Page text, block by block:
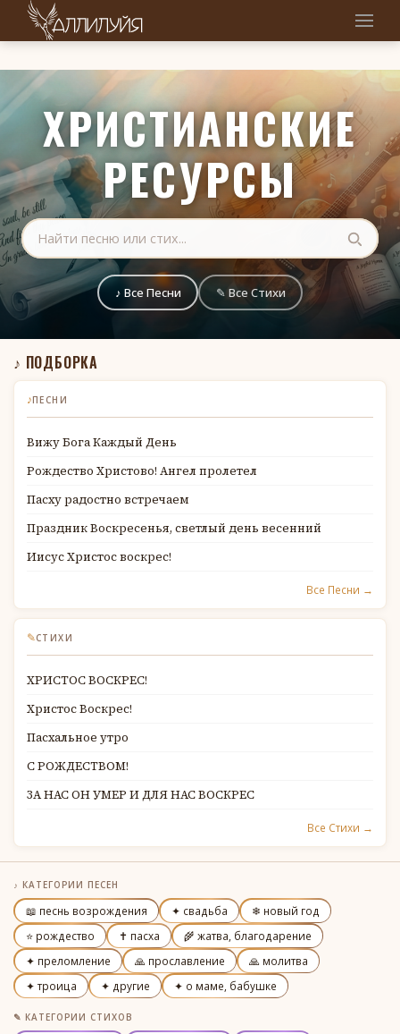
ХРИСТИАНСКИЕ
РЕСУРСЫ
♪ Все Песни ✎ Все Стихи
♪ ПОДБОРКА
♪ПЕСНИ
Вижу Бога Каждый День
Рождество Христово! Ангел пролетел
Пасху радостно встречаем
Праздник Воскресенья, светлый день весенний
Иисус Христос воскрес!
Все Песни →
✎СТИХИ
ХРИСТОС ВОСКРЕС!
Христос Воскрес!
Пасхальное утро
С РОЖДЕСТВОМ!
ЗА НАС ОН УМЕР И ДЛЯ НАС ВОСКРЕС
Все Стихи →
♪ КАТЕГОРИИ ПЕСЕН
📖 песнь возрождения ✦ свадьба
❄ новый год
⭐ рождество
✝ пасха
🌾 жатва, благодарение
✦ преломление
🙏 прославление
🙏 молитва
✦ троица
✦ другие ✦ о маме, бабушке
✎ КАТЕГОРИИ СТИХОВ